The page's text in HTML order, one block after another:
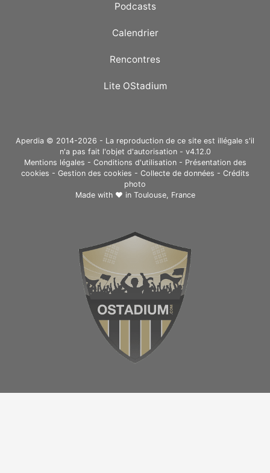
Podcasts
Calendrier
Rencontres
Lite OStadium
Aperdia © 2014-2026 - La reproduction de ce site est illégale s'il
n'a pas fait l'objet d'autorisation - v4.12.0
Mentions légales - Conditions d'utilisation- Présentation des
cookies - Gestion des cookies - Collecte de données - Crédits
photo
Made with ❤ in Toulouse, France